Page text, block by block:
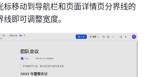
标移动到导航栏和页面详情页分界线的
即可调整宽度。